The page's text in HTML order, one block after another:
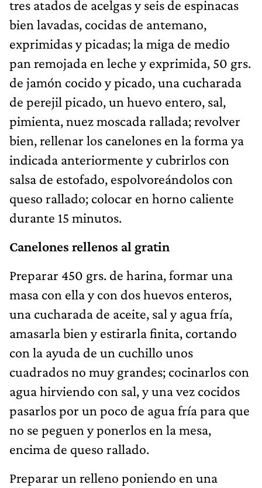
tres atados de acelgas y seis de espinacas
bien lavadas, cocidas de antemano,
exprimidas y picadas; la miga de medio
pan remojada en leche y exprimida, 50 grs.
de jamón cocido y picado, una cucharada
de perejil picado, un huevo entero, sal,
pimienta, nuez moscada rallada; revolver
bien, rellenar los canelones en la forma ya
indicada anteriormente y cubrirlos con
salsa de estofado, espolvoreándolos con
queso rallado; colocar en horno caliente
durante 15 minutos.
Canelones rellenos al gratin
Preparar 450 grs. de harina, formar una
masa con ella y con dos huevos enteros,
una cucharada de aceite, sal y agua fría,
amasarla bien y estirarla finita, cortando
con la ayuda de un cuchillo unos
cuadrados no muy grandes; cocinarlos con
agua hirviendo con sal, y una vez cocidos
pasarlos por un poco de agua fría para que
no se peguen y ponerlos en la mesa,
encima de queso rallado.
Preparar un relleno poniendo en una